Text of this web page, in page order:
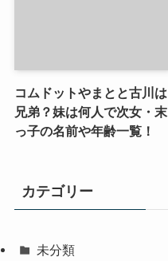
コムドットやまとと古川は
兄弟？妹は何人で次女・末
っ子の名前や年齢一覧！
カテゴリー
未分類